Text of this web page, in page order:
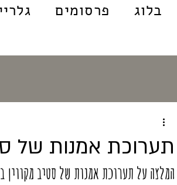
פרסומים בלוג
תערוכת אמנות של
המלצה על תערוכת אמנות של סטיב מקווין